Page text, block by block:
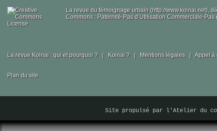
La revue du témoignage urbain (http://www.koinai.net),
Commons : Paternité-Pas d’Utilisation Commerciale-
La revue Koinai : qui et pourquoi ? | Koinai ? | Mentions légales | Appel à
Plan du site
Site propulsé par l'Atelier du